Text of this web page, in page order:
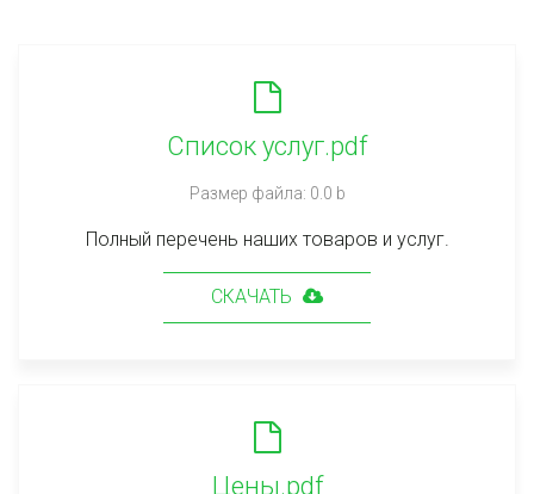
Список услуг.pdf
Размер файла: 0.0 b
Полный перечень наших товаров и услуг.
СКАЧАТЬ
Цены.pdf